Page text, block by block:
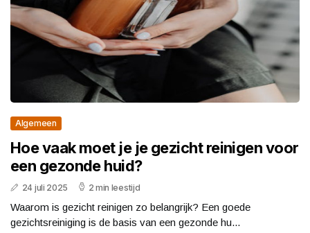
Algemeen
Hoe vaak moet je je gezicht reinigen voor
een gezonde huid?
24 juli 2025 2 min leestijd
Waarom is gezicht reinigen zo belangrijk? Een goede
gezichtsreiniging is de basis van een gezonde hu...